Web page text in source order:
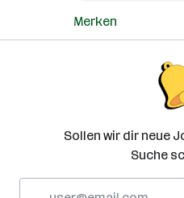
Merken
Sollen wir dir neue
Suche